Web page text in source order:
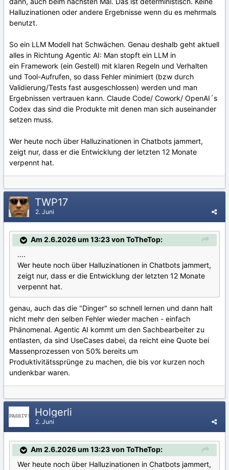
Halluzinationen oder andere Ergebnisse wenn du es mehrmals
benutzt.
So ein LLM Modell hat Schwächen. Genau deshalb geht aktuell
alles in Richtung Agentic AI: Man stopft ein LLM in
ein Framework (ein Gestell) mit klaren Regeln und Verhalten
und Tool-Aufrufen, so dass Fehler minimiert (bzw durch
Validierung/Tests fast ausgeschlossen) werden und man
Ergebnissen vertrauen kann. Claude Code/ Cowork/ OpenAI´s
Codex das sind die Produkte mit denen man sich auseinander
setzen muss.
Wer heute noch über Halluzinationen in Chatbots jammert,
zeigt nur, dass er die Entwicklung der letzten 12 Monate
verpennt hat.
TWP17
2. Juni
Am 2.6.2026 um 13:23 von ToTheTop:
....
Wer heute noch über Halluzinationen in Chatbots jammert,
zeigt nur, dass er die Entwicklung der letzten 12 Monate
verpennt hat.
genau, auch das die "Dinger" so schnell lernen und dann halt
nicht mehr den selben Fehler wieder machen - einfach
Phänomenal. Agentic AI kommt um den Sachbearbeiter zu
entlasten, da sind UseCases dabei, da reicht eine Quote bei
Massenprozessen von 50% bereits um
Produktivitätssprünge zu machen, die bis vor kurzen noch
undenkbar waren.
Holgerli
2. Juni
Am 2.6.2026 um 13:23 von ToTheTop:
Wer heute noch über Halluzinationen in Chatbots jammert,